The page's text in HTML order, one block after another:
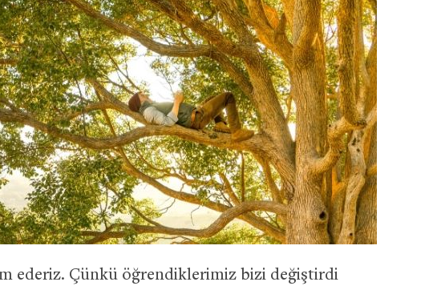
ederiz. Çünkü öğrendiklerimiz bizi değiştirdi